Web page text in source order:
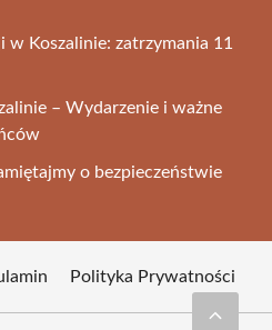
w Koszalinie: zatrzymania 11
– Wydarzenie i ważne
o bezpieczeństwie
Polityka Prywatności